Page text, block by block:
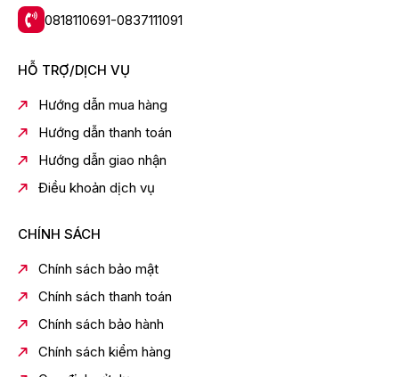
0818110691-0837111091
HỖ TRỢ/DỊCH VỤ
Hướng dẫn mua hàng
Hướng dẫn thanh toán
Hướng dẫn giao nhận
Điều khoản dịch vụ
CHÍNH SÁCH
Chính sách bảo mật
Chính sách thanh toán
Chính sách bảo hành
Chính sách kiểm hàng